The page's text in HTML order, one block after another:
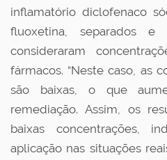
inflamatório diclofenaco
fluoxetina, separados e
consideraram
fármacos. “Neste caso, as
são baixas, o que
remediação. Assim, os
baixas concentrações,
aplicação nas situações